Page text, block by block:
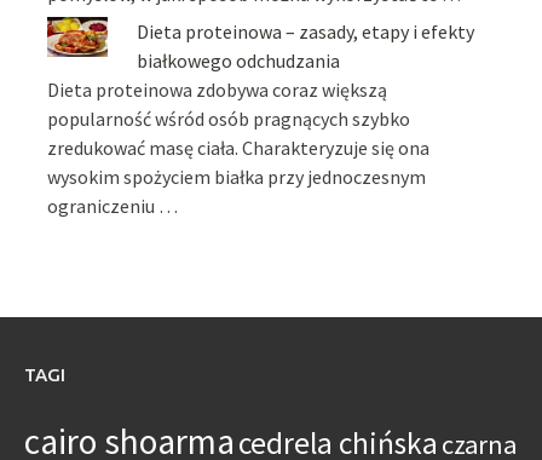
Dieta proteinowa – zasady, etapy i efekty
białkowego odchudzania
Dieta proteinowa zdobywa coraz większą
popularność wśród osób pragnących szybko
zredukować masę ciała. Charakteryzuje się ona
wysokim spożyciem białka przy jednoczesnym
ograniczeniu …
TAGI
cairo shoarmacedrela chińska czarna